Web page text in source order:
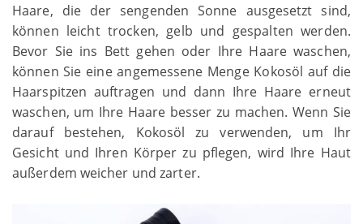
Haare, die der sengenden Sonne ausgesetzt sind,
können leicht trocken, gelb und gespalten werden.
Bevor Sie ins Bett gehen oder Ihre Haare waschen,
können Sie eine angemessene Menge Kokosöl auf die
Haarspitzen auftragen und dann Ihre Haare erneut
waschen, um Ihre Haare besser zu machen. Wenn Sie
darauf bestehen, Kokosöl zu verwenden, um Ihr
Gesicht und Ihren Körper zu pflegen, wird Ihre Haut
außerdem weicher und zarter.